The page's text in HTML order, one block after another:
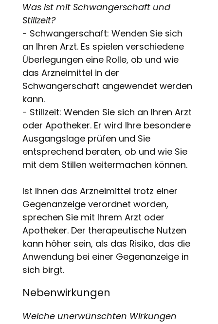
Was ist mit Schwangerschaft und
Stillzeit?
- Schwangerschaft: Wenden Sie sich
an Ihren Arzt. Es spielen verschiedene
Überlegungen eine Rolle, ob und wie
das Arzneimittel in der
Schwangerschaft angewendet werden
kann.
- Stillzeit: Wenden Sie sich an Ihren Arzt
oder Apotheker. Er wird Ihre besondere
Ausgangslage prüfen und Sie
entsprechend beraten, ob und wie Sie
mit dem Stillen weitermachen können.
Ist Ihnen das Arzneimittel trotz einer
Gegenanzeige verordnet worden,
sprechen Sie mit Ihrem Arzt oder
Apotheker. Der therapeutische Nutzen
kann höher sein, als das Risiko, das die
Anwendung bei einer Gegenanzeige in
sich birgt.
Nebenwirkungen
Welche unerwünschten Wirkungen